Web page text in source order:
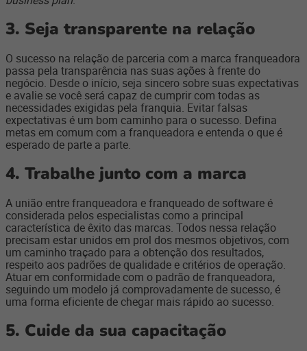
3. Seja transparente na relação
O sucesso na relação de parceria com a marca franqueadora
passa pela transparência nas suas ações à frente do
negócio. Desde o início, seja sincero sobre suas expectativas
e avalie se você será capaz de cumprir com todas as
necessidades exigidas pela franquia. Evitar falsas
expectativas é um bom caminho para o sucesso. Defina
metas em comum com a franqueadora e entenda o que é
esperado de parte a parte.
4. Trabalhe junto com a marca
A união entre franqueadora e franqueado de software é
considerada pelos especialistas como a principal
característica de êxito das marcas. Todos nessa relação
precisam estar unidos em prol dos mesmos objetivos, com
um caminho traçado para a obtenção dos resultados,
respeito aos padrões de qualidade e critérios de operação.
Atuar em conformidade com o padrão de franqueadora,
seguindo um modelo já comprovadamente de sucesso, é
uma forma eficiente de chegar mais rápido ao sucesso.
5. Cuide da sua capacitação